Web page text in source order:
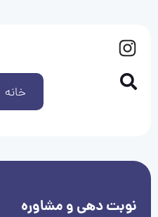
خانه
نوبت دهی و مشاوره